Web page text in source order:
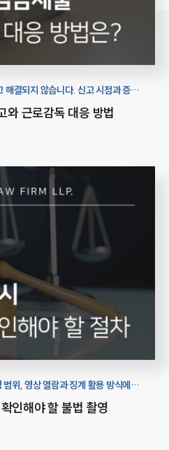
해결되지 않습니다. 신고 시점과 증거
와 근로감독 대응 방법
위, 영상 열람과 징계 활용 방식에
인해야 할 불법 촬영